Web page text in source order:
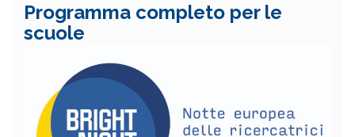
Programma completo per le
scuole